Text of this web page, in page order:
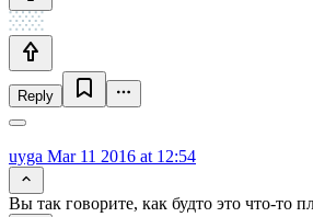
Reply
uyga Mar 11 2016 at 12:54
Вы так говорите, как будто это что-то